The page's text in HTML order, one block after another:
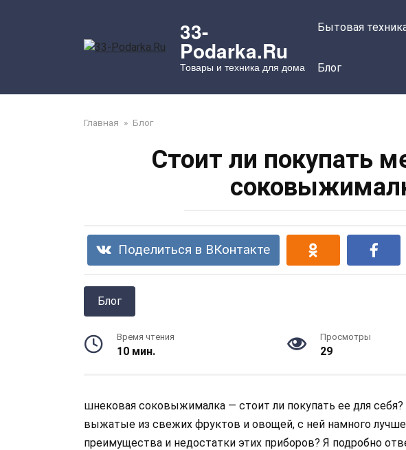
33-
Podarka.Ru
Товары и техника для дома
Бытовая
Блог
Главная » Блог
Стоит ли покупать
Поделиться в ВКонтакте
Блог
Время чтения
10 мин.
Просмотры
29
шнековая соковыжималка — стоит ли покупать ее для
выжатые из свежих фруктов и овощей, с ней намного
преимущества и недостатки этих приборов? Я подробно